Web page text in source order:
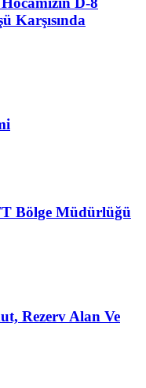
Karşısında
Bölge Müdürlüğü
Rezerv Alan Ve